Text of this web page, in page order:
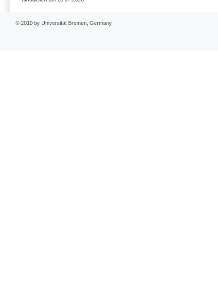
© 2010 by Universität Bremen, Germany